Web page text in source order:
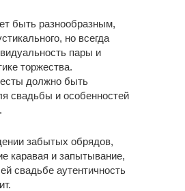
быть разнообразным,
но всегда
пары и
торжества.
должно быть
свадьбы и особенностей
забытых обрядов,
каравая и запытывание,
свадьбе аутентичность